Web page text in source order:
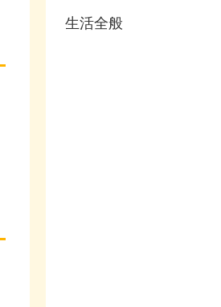
生活全般